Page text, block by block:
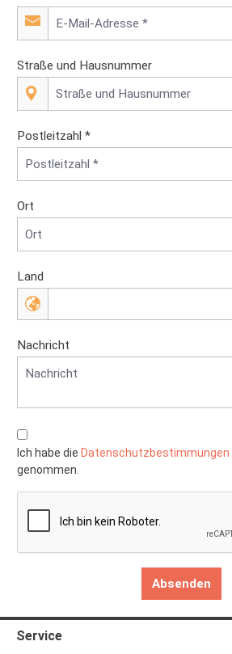
Straße und Hausnummer
Postleitzahl *
Ort
Land
Nachricht
Ich habe die Datenschutzbestimmungen
genommen.
Absenden
Service